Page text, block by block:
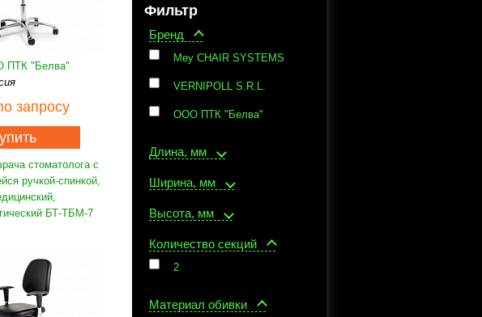
ПТК "Белва"
запросу
стоматолога с
ручкой-спинкой,
БТ-ТБМ-7
Фильтр
Бренд
Mey CHAIR SYSTEMS
VERNIPOLL S.R.L.
ООО ПТК "Белва"
Длина, мм
Ширина, мм
Высота, мм
Количество секций
2
Материал обивки